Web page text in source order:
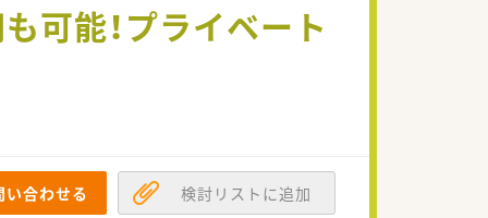
可能！プライベート
い合わせる 検討リストに追加